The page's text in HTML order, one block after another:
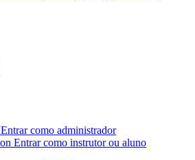
Entrar como administrador
Entrar como instrutor ou aluno